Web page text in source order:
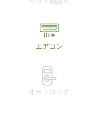
エアコン
オートロック